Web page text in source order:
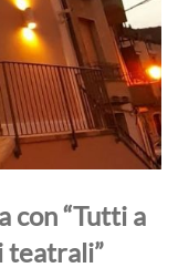
con “Tutti a
teatrali”